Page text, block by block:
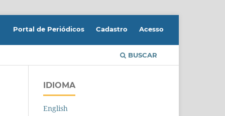
BUSCAR
Portal de Periódicos Cadastro Acesso
IDIOMA
English